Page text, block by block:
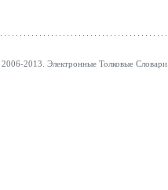
2006-2013. Электронные Толковые Cловари.